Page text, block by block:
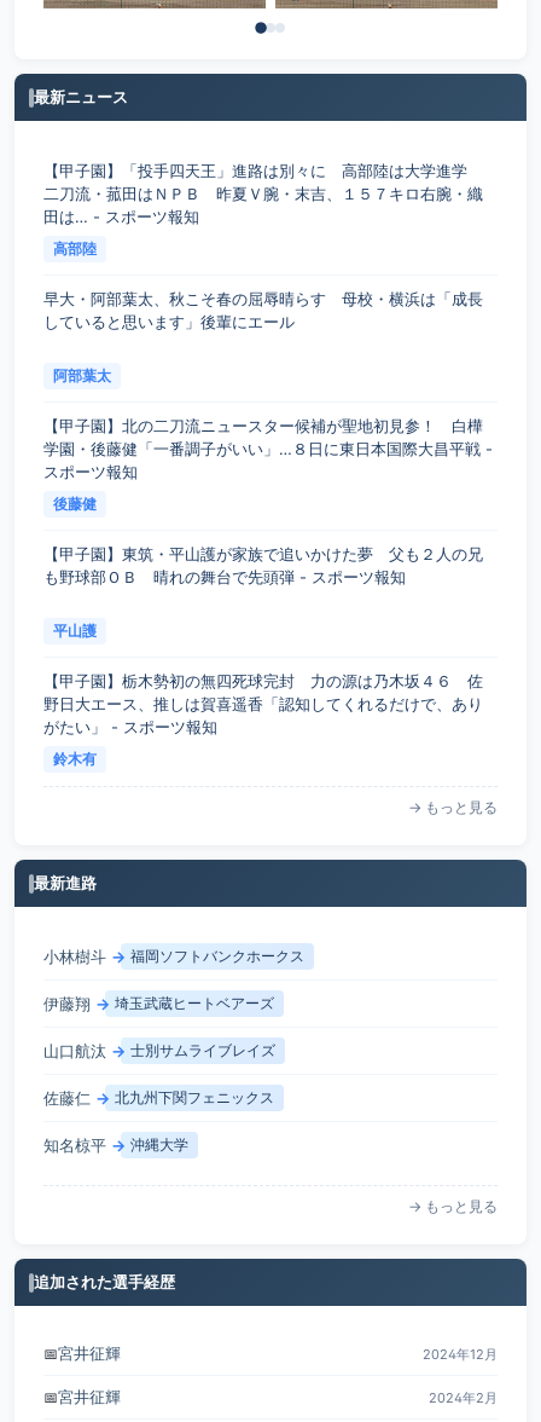
最新ニュース
【甲子園】「投手四天王」進路は別々に 高部陸は大学進学
二刀流・菰田はＮＰＢ 昨夏Ｖ腕・末吉、１５７キロ右腕・織
田は… - スポーツ報知
高部陸
早大・阿部葉太、秋こそ春の屈辱晴らす 母校・横浜は「成長
していると思います」後輩にエール
阿部葉太
【甲子園】北の二刀流ニュースター候補が聖地初見参！ 白樺
学園・後藤健「一番調子がいい」…８日に東日本国際大昌平戦 -
スポーツ報知
後藤健
【甲子園】東筑・平山護が家族で追いかけた夢 父も２人の兄
も野球部ＯＢ 晴れの舞台で先頭弾 - スポーツ報知
平山護
【甲子園】栃木勢初の無四死球完封 力の源は乃木坂４６ 佐
野日大エース、推しは賀喜遥香「認知してくれるだけで、あり
がたい」 - スポーツ報知
鈴木有
→ もっと見る
最新進路
小林樹斗 → 福岡ソフトバンクホークス
伊藤翔 → 埼玉武蔵ヒートベアーズ
山口航汰 → 士別サムライブレイズ
佐藤仁 → 北九州下関フェニックス
知名椋平 → 沖縄大学
→ もっと見る
追加された選手経歴
📅宮井征輝 2024年12月
📅宮井征輝 2024年2月